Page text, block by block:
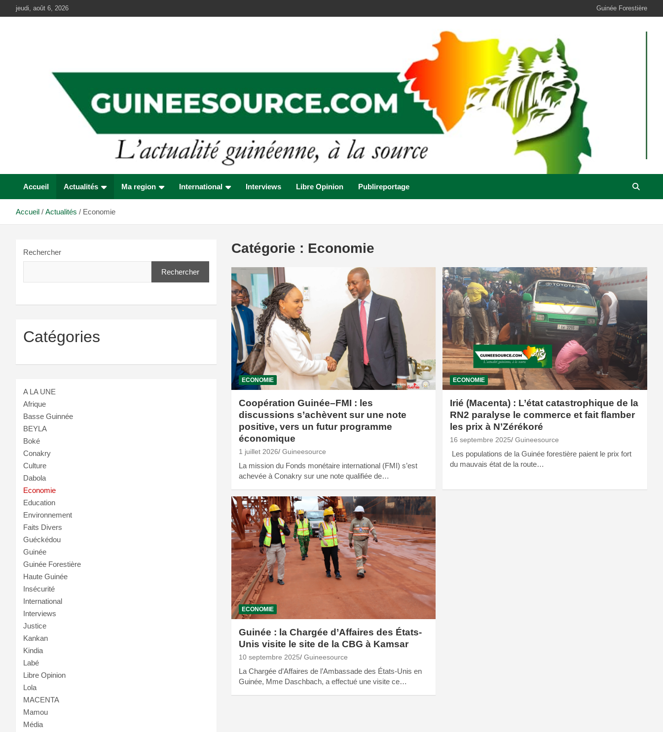
au
jeudi, août 6, 2026 Guinée Forestière
Accueil Actualités Ma region International Interviews Libre Opinion Publireportage
Accueil Actualités Economie
Catégorie : Economie
ECONOMIE
Coopération Guinée–FMI : les
discussions s’achèvent sur une note
positive, vers un futur programme
économique
1 juillet 2026 Guineesource
La mission du Fonds monétaire international (FMI) s’est
achevée à Conakry sur une note qualifiée de…
ECONOMIE
Irié (Macenta) : L’état catastrophique de la
RN2 paralyse le commerce et fait flamber
les prix à N’Zérékoré
16 septembre 2025 Guineesource
Les populations de la Guinée forestière paient le prix fort
du mauvais état de la route…
ECONOMIE
Guinée : la Chargée d’Affaires des États-
Unis visite le site de la CBG à Kamsar
10 septembre 2025 Guineesource
La Chargée d’Affaires de l’Ambassade des États-Unis en
Guinée, Mme Daschbach, a effectué une visite ce…
Rechercher
Rechercher
Catégories
A LA UNE
Afrique
Basse Guinnée
BEYLA
Boké
Conakry
Culture
Dabola
Economie
Education
Environnement
Faits Divers
Guéckédou
Guinée
Guinée Forestière
Haute Guinée
Insécurité
International
Interviews
Justice
Kankan
Kindia
Labé
Libre Opinion
Lola
MACENTA
Mamou
Média